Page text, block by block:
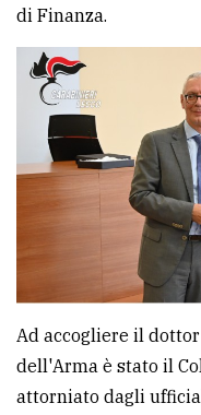
di Finanza.
Ad accogliere il
dell'Arma è stato il
attorniato dagli